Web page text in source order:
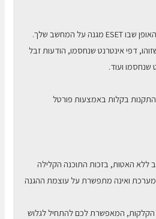
מעניק לך תובנות מדי חודש על האופן שבו ESET מגנה על המחשב שלך.
דפי אינטרנט שנחסמו, הודעות זבל
שנחסמו ועוד.
בקלות באמצעות פורטל
ללא האטות, בזכות התוכנה הקלילה
ואינה מתפשרת על עוצמת ההגנה
המאפשרת לכם להתחיל לגלוש